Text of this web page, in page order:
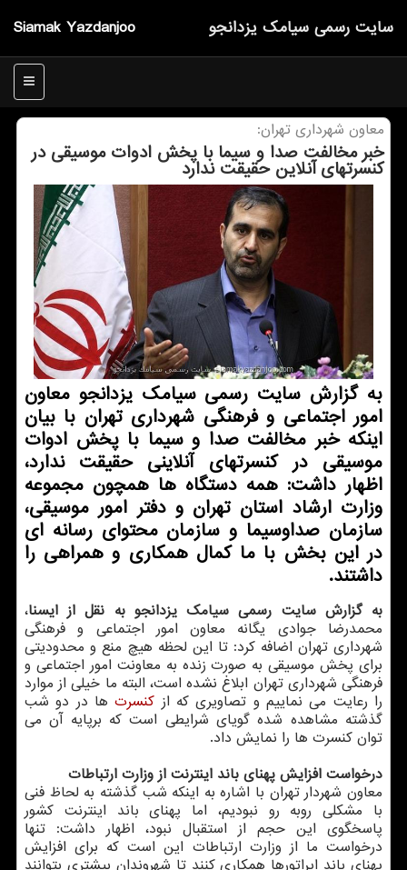
Siamak Yazdanjoo سایت رسمی سیامك یزدانجو
منو
معاون شهرداری تهران:
خبر مخالفت صدا و سیما با پخش ادوات موسیقی در
كنسرتهای آنلاین حقیقت ندارد
به گزارش سایت رسمی سیامك یزدانجو معاون
امور اجتماعی و فرهنگی شهرداری تهران با بیان
اینكه خبر مخالفت صدا و سیما با پخش ادوات
موسیقی در كنسرتهای آنلاینی حقیقت ندارد،
اظهار داشت: همه دستگاه ها همچون مجموعه
وزارت ارشاد استان تهران و دفتر امور موسیقی،
سازمان صداوسیما و سازمان محتوای رسانه ای
در این بخش با ما كمال همكاری و همراهی را
داشتند.
به گزارش سایت رسمی سیامك یزدانجو به نقل از ایسنا،
محمدرضا جوادی یگانه معاون امور اجتماعی و فرهنگی
شهرداری تهران اضافه كرد: تا این لحظه هیچ منع و محدودیتی
برای پخش موسیقی به صورت زنده به معاونت امور اجتماعی و
فرهنگی شهرداری تهران ابلاغ نشده است، البته ما خیلی از موارد
را رعایت می نماییم و تصاویری كه از كنسرتها در دو شب
گذشته مشاهده شده گویای شرایطی است كه برپایه آن می
توان كنسرت ها را نمایش داد.
درخواست افزایش پهنای باند اینترنت از وزارت ارتباطات
معاون شهردار تهران با اشاره به اینكه شب گذشته به لحاظ فنی
با مشكلی روبه رو نبودیم، اما پهنای باند اینترنت كشور
پاسخگوی این حجم از استقبال نبود، اظهار داشت: تنها
درخواست ما از وزارت ارتباطات این است كه برای افزایش